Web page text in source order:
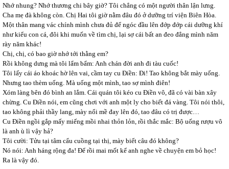
Nhớ nhung? Nhớ thương chi bây giờ? Tôi chẳng có một người thân lận lưng.
Cha mẹ đà không còn. Chị Hai tôi giờ nằm đâu đó ở dưỡng trí viện Biên Hòa.
Một thân mang vác chính mình chưa đủ để ngóc đầu lên đớp đớp cái dưỡng khí
như kiểu con cá, đôi khi muốn về tìm chị, lại sợ cái bất an đeo đẳng mình năm
rày năm khác!
Chị, chị, có bao giờ nhớ tới thằng em?
Rồi không dưng mà tôi lẩm bẩm: Anh chán đời anh đi tàu cuốc!
Tôi lấy cái áo khoác hờ lên vai, cầm tay cu Điền: Đi! Tao không bắt mày uống.
Nhưng tao thèm uống. Mà uống một mình, tao sợ mình điên!
Xóm làng bên đó bình an lắm. Cái quán tôi kéo cu Điền vô, đã có vài bàn xây
chừng. Cu Điền nói, em cũng chơi với anh một ly cho biết đá vàng. Tôi nói thôi,
tao không phải thầy lang, mày nổi mề đay lên đó, tao đâu có trị được…
Cu Điền ngồi gắp mấy miếng mồi nhai thỏn lỏn, rồi thắc mắc: Bộ uống rượu vô
là anh ù lì vậy hả?
Tôi cười: Tửu tại tâm cẩu cuồng tại thị, mày biết câu đó không?
Nó nói: Anh háng rộng đa! Để rồi mai mốt kể anh nghe về chuyện em bỏ học!
Ra là vậy đó.